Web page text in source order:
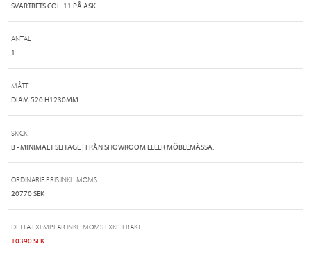
SVARTBETS COL. 11 PÅ ASK
ANTAL
1
MÅTT
DIAM 520 H1230MM
SKICK
B - MINIMALT SLITAGE | FRÅN SHOWROOM ELLER MÖBELMÄSSA.
ORDINARIE PRIS INKL. MOMS
20770 SEK
DETTA EXEMPLAR INKL. MOMS EXKL. FRAKT
10390 SEK